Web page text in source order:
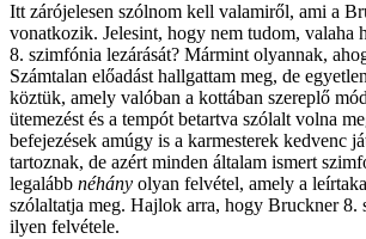
Itt zárójelesen szólnom kell valamiről, ami a
vonatkozik. Jelesint, hogy nem tudom, valaha
8. szimfónia lezárását? Mármint olyannak,
Számtalan előadást hallgattam meg, de
köztük, amely valóban a kottában szereplő
ütemezést és a tempót betartva szólalt volna
befejezések amúgy is a karmesterek kedvenc
tartoznak, de azért minden általam ismert
legalább néhány olyan felvétel, amely a
szólaltatja meg. Hajlok arra, hogy Bruckner 8.
ilyen felvétele.